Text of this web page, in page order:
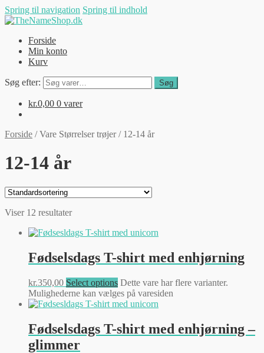
Spring til navigation Spring til indhold
Forside
Min konto
Kurv
Søg efter: Søg
kr.0,00 0 varer
Forside /Vare Størrelser trøjer/ 12-14 år
12-14 år
Viser 12 resultater
Fødselsdags T-shirt med enhjørning
kr.350,00 Select options Dette vare har flere varianter.
Mulighederne kan vælges på varesiden
Fødselsdags T-shirt med enhjørning –
glimmer